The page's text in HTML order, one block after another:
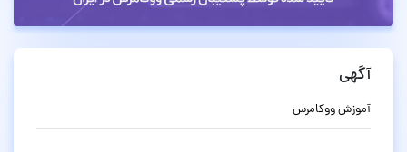
آگهی
آموزش ووکامرس